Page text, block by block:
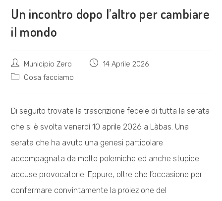
Un incontro dopo l’altro per cambiare
il mondo
Autore
dell'articolo:
Municipio Zero
Articolo14 Aprile 2026
Categoria
Cosa facciamo
Di seguito trovate la trascrizione fedele di tutta la serata
che si è svolta venerdì 10 aprile 2026 a Làbas. Una
serata che ha avuto una genesi particolare
accompagnata da molte polemiche ed anche stupide
accuse provocatorie. Eppure, oltre che l’occasione per
confermare convintamente la proiezione del